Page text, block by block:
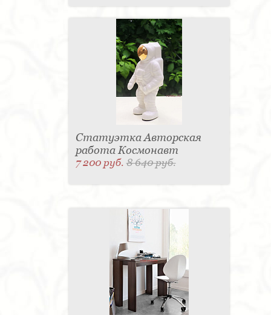
Статуэтка Авторская
работа Космонавт
7 200 руб.8 640 руб.